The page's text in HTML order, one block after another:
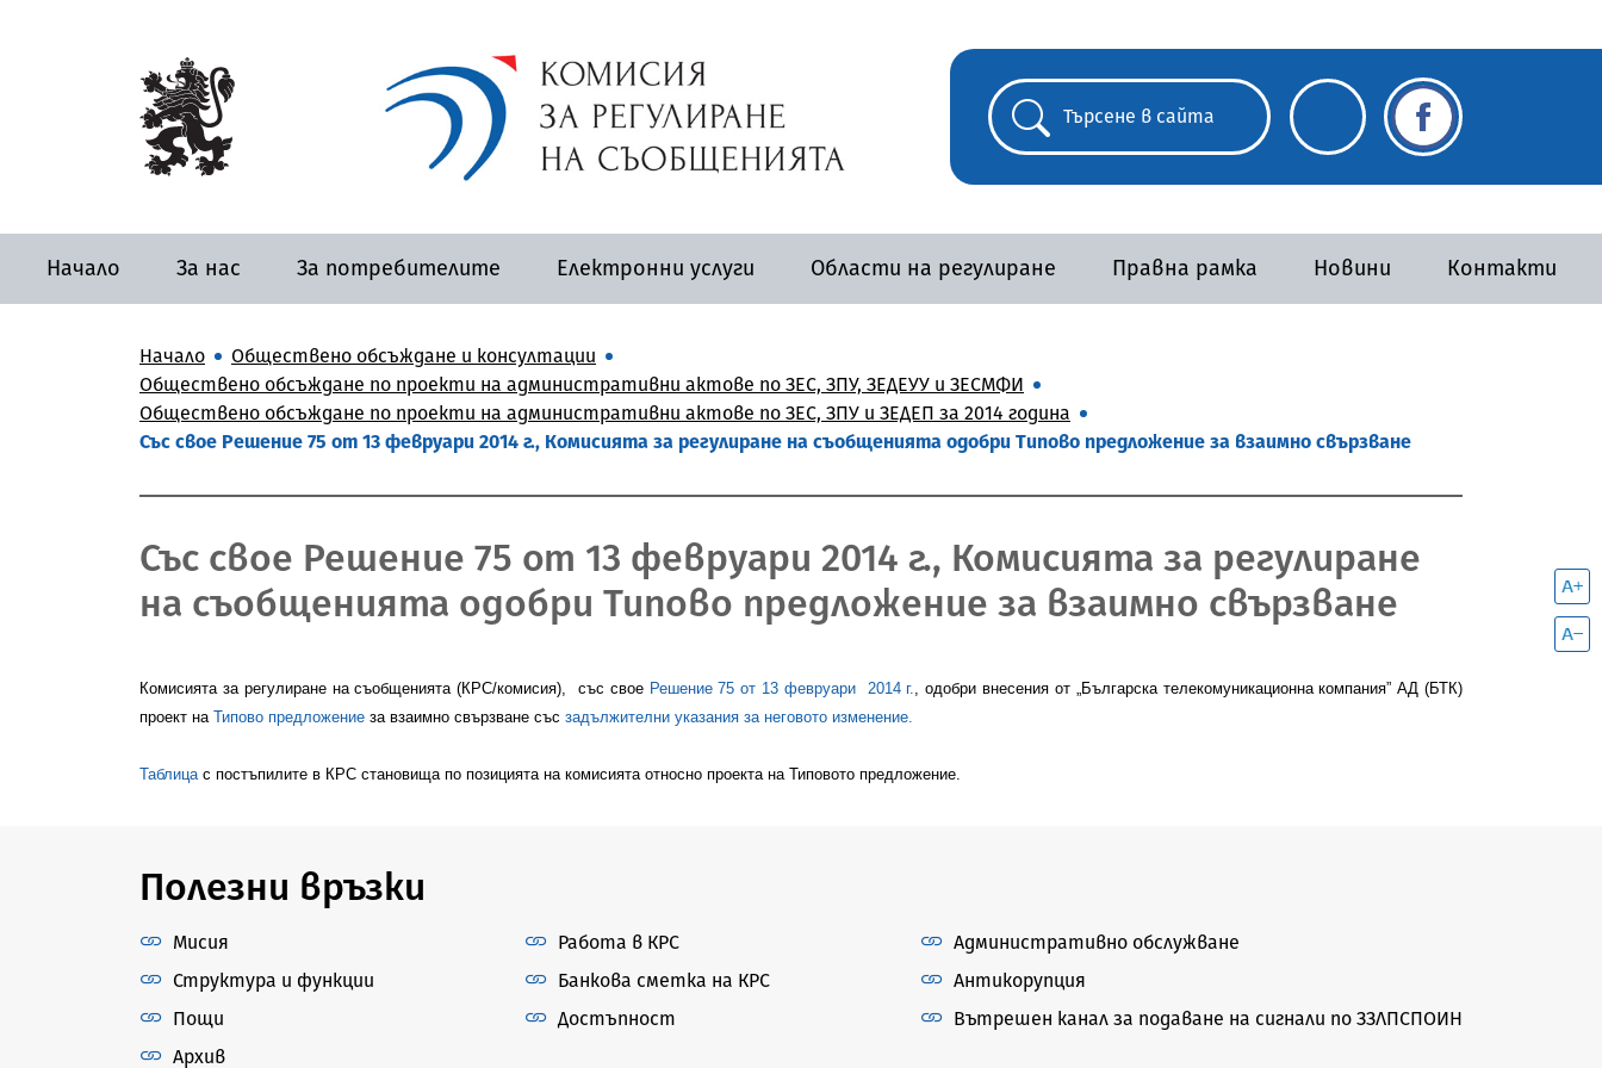
Начало За нас За потребителите Електронни услуги Области на регулиране Правна рамка Новини Контакти
Начало
Обществено обсъждане и консултации
Обществено обсъждане по проекти на административни актове по ЗЕС, ЗПУ, ЗЕДЕУУ и ЗЕСМФИ
Обществено обсъждане по проекти на административни актове по ЗЕС, ЗПУ и ЗЕДЕП за 2014 година
Със свое Решение 75 от 13 февруари 2014 г., Комисията за регулиране на съобщенията одобри Типово предложение за взаимно свързване
Със свое Решение 75 от 13 февруари 2014 г., Комисията за регулиране
на съобщенията одобри Типово предложение за взаимно свързване
Комисията за регулиране на съобщенията (КРС/комисия), със свое Решение 75 от 13 февруари 2014 г.
, одобри внесения от „Българска телекомуникационна компания” АД (БТК)
проект на Типово предложение за взаимно свързване със задължителни указания за неговото изменение.
Таблица с постъпилите в КРС становища по позицията на комисията относно проекта на Типовото предложение.
Полезни връзки
Мисия
Структура и функции
Пощи
Архив
Работа в КРС
Банкова сметка на КРС
Достъпност
Административно обслужване
Антикорупция
Вътрешен канал за подаване на сигнали по ЗЗЛПСПОИН